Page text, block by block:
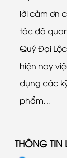
lời cảm ơn
tác đã
Quý Đại
hiện nay
dụng các
phẩm…
THÔNG TIN